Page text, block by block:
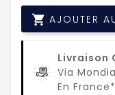
 AJOUTER
Livraison
Via
En France*